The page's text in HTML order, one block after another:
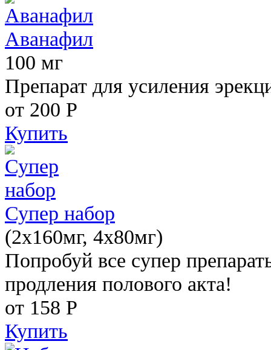
Аванафил
100 мг
Препарат для усиления
от 200 Р
Купить
Супер набор
(2х160мг, 4х80мг)
Попробуй все супер
продления полового акта!
от 158 Р
Купить